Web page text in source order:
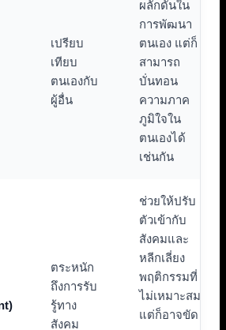
เปรียบ
เทียบ
ตนเองกับ
ผู้อื่น
ผลักดันใน
การพัฒนา
ตนเอง แต่ก็
สามารถ
บั่นทอน
ความภาค
ภูมิใจใน
ตนเองได้
เช่นกัน
ตระหนัก
ถึงการรับ
รู้ทาง
สังคม
ช่วยให้ปรับ
ตัวเข้ากับ
สังคมและ
หลีกเลี่ยง
พฤติกรรมที่
ไม่เหมาะสม
แต่ก็อาจขัด